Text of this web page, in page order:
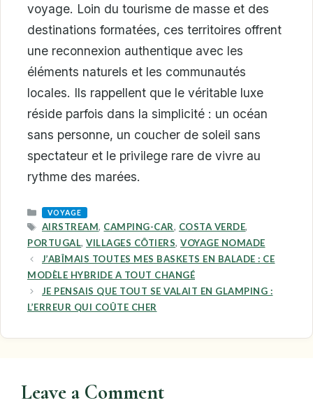
voyage. Loin du tourisme de masse et des
destinations formatées, ces territoires offrent
une reconnexion authentique avec les
éléments naturels et les communautés
locales. Ils rappellent que le véritable luxe
réside parfois dans la simplicité : un océan
sans personne, un coucher de soleil sans
spectateur et le privilege rare de vivre au
rythme des marées.
CATEGORIES
VOYAGE
TAGS
AIRSTREAM, CAMPING-CAR, COSTA VERDE,
PORTUGAL, VILLAGES CÔTIERS, VOYAGE NOMADE
J’ABÎMAIS TOUTES MES BASKETS EN BALADE : CE
MODÈLE HYBRIDE A TOUT CHANGÉ
JE PENSAIS QUE TOUT SE VALAIT EN GLAMPING :
L’ERREUR QUI COÛTE CHER
Leave a Comment